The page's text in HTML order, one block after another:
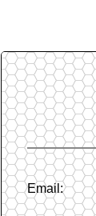
Email :